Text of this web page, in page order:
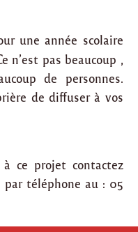
une année scolaire
n’est pas beaucoup ,
de personnes.
de diffuser à vos
ce projet contactez
téléphone au : 05